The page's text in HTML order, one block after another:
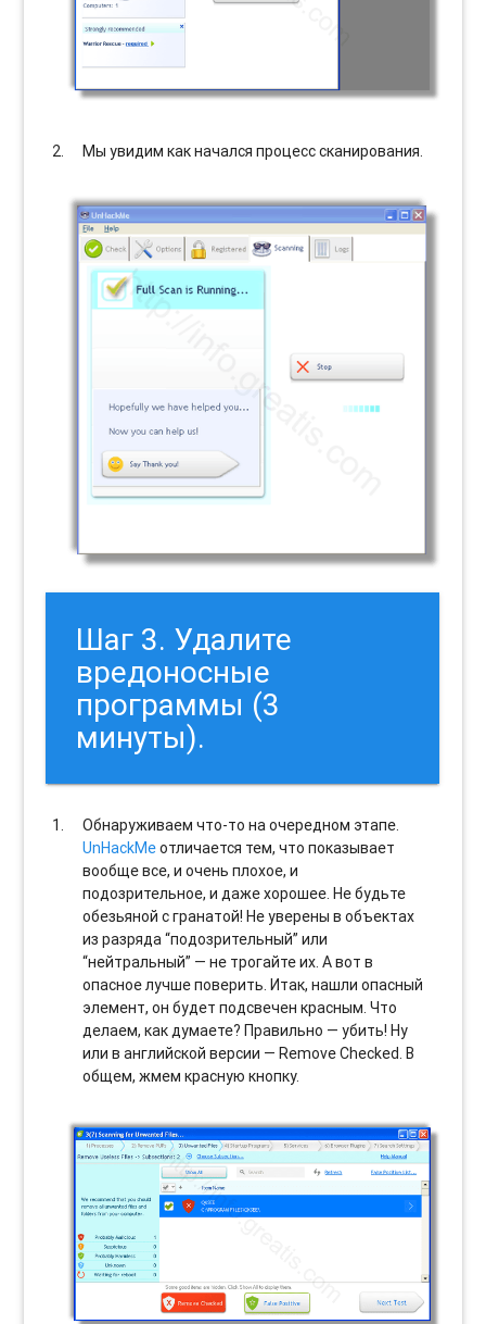
Мы увидим как начался процесс сканирования.
Шаг 3. Удалите
вредоносные
программы (3
минуты).
Обнаруживаем что-то на очередном этапе.
UnHackMeотличается тем, что показывает
вообще все, и очень плохое, и
подозрительное, и даже хорошее. Не будьте
обезьяной с гранатой! Не уверены в объектах
из разряда “подозрительный” или
“нейтральный” — не трогайте их. А вот в
опасное лучше поверить. Итак, нашли опасный
элемент, он будет подсвечен красным. Что
делаем, как думаете? Правильно — убить! Ну
или в английской версии — Remove Checked. В
общем, жмем красную кнопку.